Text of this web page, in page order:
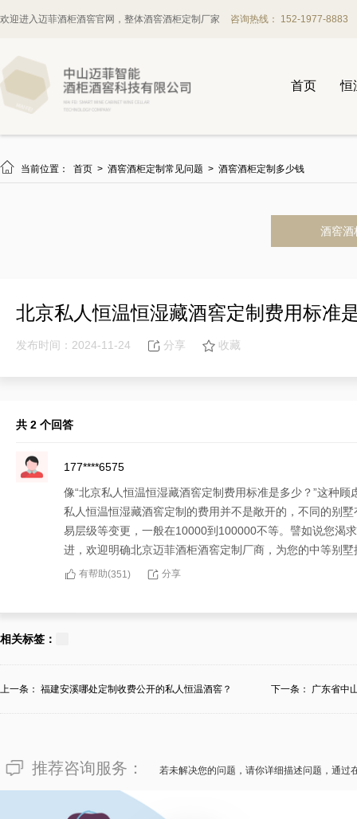
欢迎进入迈菲酒柜酒窖官网，整体酒窖酒柜定制厂家 咨询热线： 152-1977-8883
首页 恒
 当前位置： 首页 > 酒窖酒柜定制常见问题 > 酒窖酒柜定制多少钱
酒窖酒
北京私人恒温恒湿藏酒窖定制费用标准
发布时间：2024-11-24 分享 收藏
共 2 个回答
177****6575
像“北京私人恒温恒湿藏酒窖定制费用标准是多少？”这种
私人恒温恒湿藏酒窖定制的费用并不是敞开的，不同的别
易层级等变更，一般在10000到100000不等。譬如说您渴
进，欢迎明确北京迈菲酒柜酒窖定制厂商，为您的中等别墅
有帮助(351 ) 分享
137****5106
靠！
相关标签：
上一条： 福建安溪哪处定制收费公开的私人恒温酒窖？ 下一条： 广东省中
推荐咨询服务： 若未解决您的问题，请你详细描述问题，通过